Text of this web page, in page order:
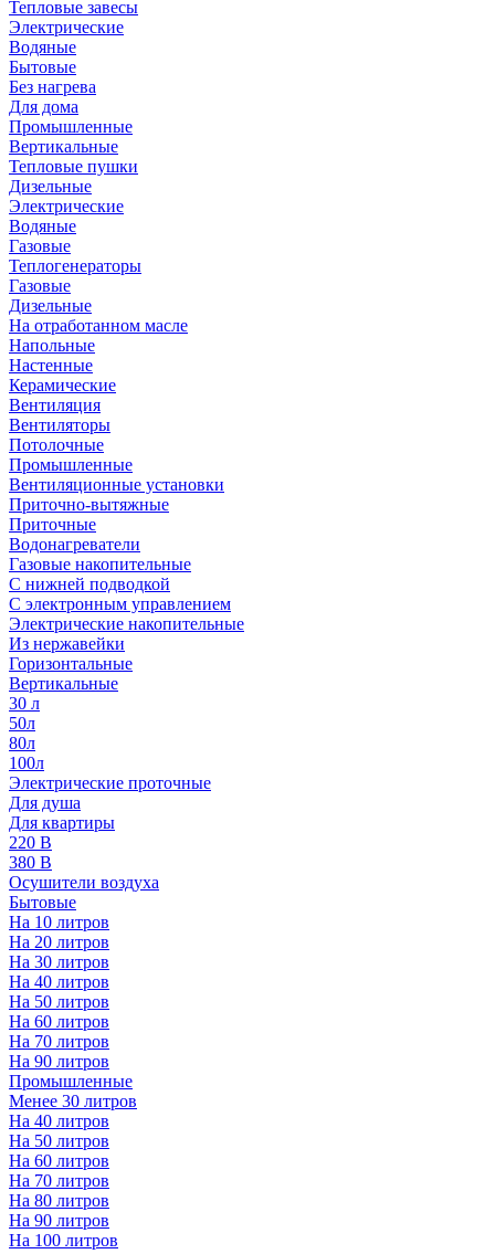
Тепловые завесы
Электрические
Водяные
Бытовые
Без нагрева
Для дома
Промышленные
Вертикальные
Тепловые пушки
Дизельные
Электрические
Водяные
Газовые
Теплогенераторы
Газовые
Дизельные
На отработанном масле
Напольные
Настенные
Керамические
Вентиляция
Вентиляторы
Потолочные
Промышленные
Вентиляционные установки
Приточно-вытяжные
Приточные
Водонагреватели
Газовые накопительные
С нижней подводкой
С электронным управлением
Электрические накопительные
Из нержавейки
Горизонтальные
Вертикальные
30 л
50л
80л
100л
Электрические проточные
Для душа
Для квартиры
220 В
380 В
Осушители воздуха
Бытовые
На 10 литров
На 20 литров
На 30 литров
На 40 литров
На 50 литров
На 60 литров
На 70 литров
На 90 литров
Промышленные
Менее 30 литров
На 40 литров
На 50 литров
На 60 литров
На 70 литров
На 80 литров
На 90 литров
На 100 литров